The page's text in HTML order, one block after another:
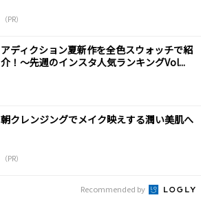
（PR）
アディクション夏新作を全色スウォッチで紹
介！～先週のインスタ人気ランキングVol...
朝クレンジングでメイク映えする潤い美肌へ
（PR）
Recommended by